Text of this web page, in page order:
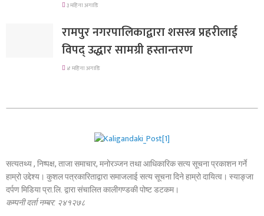
३ महिना अगाडि
रामपुर नगरपालिकाद्वारा शसस्त्र प्रहरीलाई
विपद् उद्धार सामग्री हस्तान्तरण
४ महिना अगाडि
सत्यतथ्य , निष्पक्ष, ताजा समाचार, मनोरञ्जन तथा आधिकारिक सत्य सूचना प्रकाशन गर्ने
हाम्रो उद्देश्य। कुशल पत्रकारिताद्वारा समाजलाई सत्य सूचना दिने हाम्रो दायित्व। स्याङ्जा
दर्पण मिडिया प्रा.लि. द्वारा संचालित कालीगण्डकी पोष्ट डटकम।
कम्पनी दर्ता नम्बर: २४१२७८